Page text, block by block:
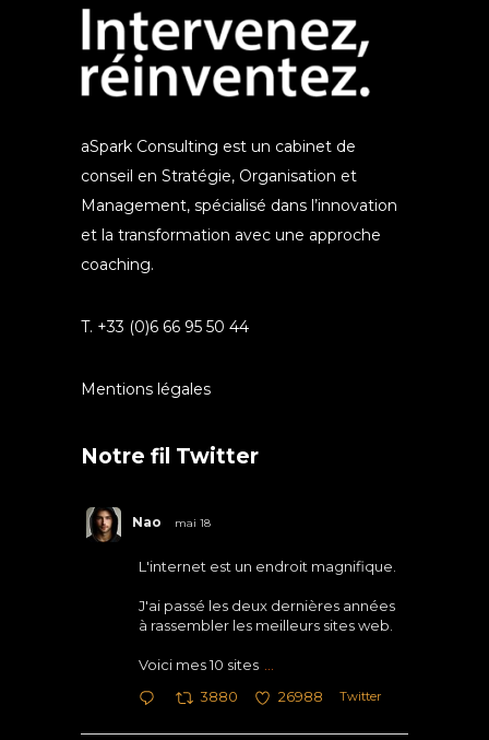
aSpark Consulting est un cabinet de
conseil en Stratégie, Organisation et
Management, spécialisé dans l’innovation
et la transformation avec une approche
coaching.
T. +33 (0)6 66 95 50 44
Mentions légales
Notre fil Twitter
Nao mai 18
L'internet est un endroit magnifique.
J'ai passé les deux dernières années
à rassembler les meilleurs sites web.
Voici mes 10 sites ...
3880 26988 Twitter